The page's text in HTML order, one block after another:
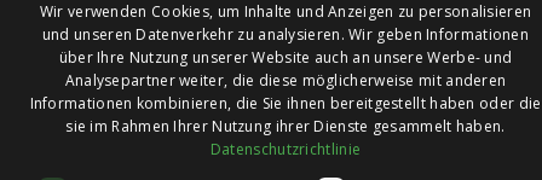
© 2026 Ledleuchtendiscounter.de
Wir verwenden Cookies, um Inhalte und Anzeigen zu personalisieren
und unseren Datenverkehr zu analysieren. Wir geben Informationen
über Ihre Nutzung unserer Website auch an unsere Werbe- und
Analysepartner weiter, die diese möglicherweise mit anderen
Informationen kombinieren, die Sie ihnen bereitgestellt haben oder die
sie im Rahmen Ihrer Nutzung ihrer Dienste gesammelt haben.
Datenschutzrichtlinie